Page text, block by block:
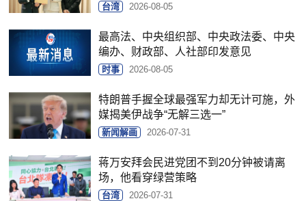
台湾 2026-08-05
最高法、中央组织部、中央政法委、中央
编办、财政部、人社部印发意见
时事 2026-08-05
特朗普手握全球最强军力却无计可施，外
媒揭美伊战争“无解三选一”
新闻解画 2026-07-31
蒋万安拜会民进党团不到20分钟被请离
场，他看穿绿营策略
台湾 2026-07-31